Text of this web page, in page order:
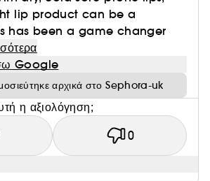
lip product can be a
has been a game changer
Google
αρχικά στο Sephora-uk
η αξιολόγηση;
0